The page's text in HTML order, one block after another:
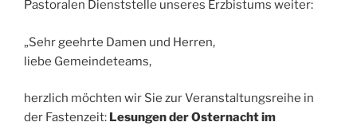
Pastoralen Dienststelle unseres Erzbistums weiter:
„Sehr geehrte Damen und Herren,
liebe Gemeindeteams,
herzlich möchten wir Sie zur Veranstaltungsreihe in
der Fastenzeit: Lesungen der Osternacht im